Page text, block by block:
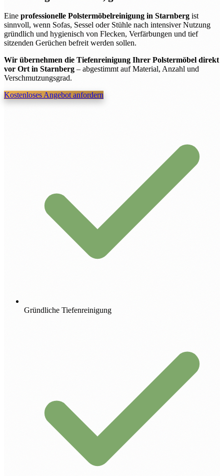
Eine professionelle Polstermöbelreinigung in Starnberg ist
sinnvoll, wenn Sofas, Sessel oder Stühle nach intensiver Nutzung
gründlich und hygienisch von Flecken, Verfärbungen und tief
sitzenden Gerüchen befreit werden sollen.
Wir übernehmen die Tiefenreinigung Ihrer Polstermöbel direkt
vor Ort in Starnberg – abgestimmt auf Material, Anzahl und
Verschmutzungsgrad.
Kostenloses Angebot anfordern
Gründliche Tiefenreinigung